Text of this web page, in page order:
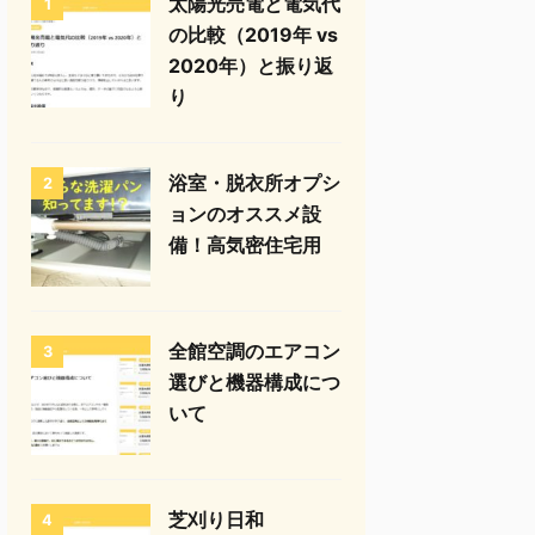
1
の比較（2019年 vs
2020年）と振り返
り
2
浴室・脱衣所オプシ
ョンのオススメ設
備！高気密住宅用
3
全館空調のエアコン
選びと機器構成につ
いて
4 芝刈り日和